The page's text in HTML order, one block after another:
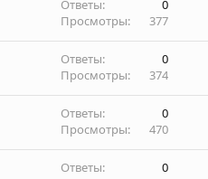
Ответы
0
Просмотры
377
Ответы
0
Просмотры
374
Ответы
0
Просмотры
470
Ответы
0